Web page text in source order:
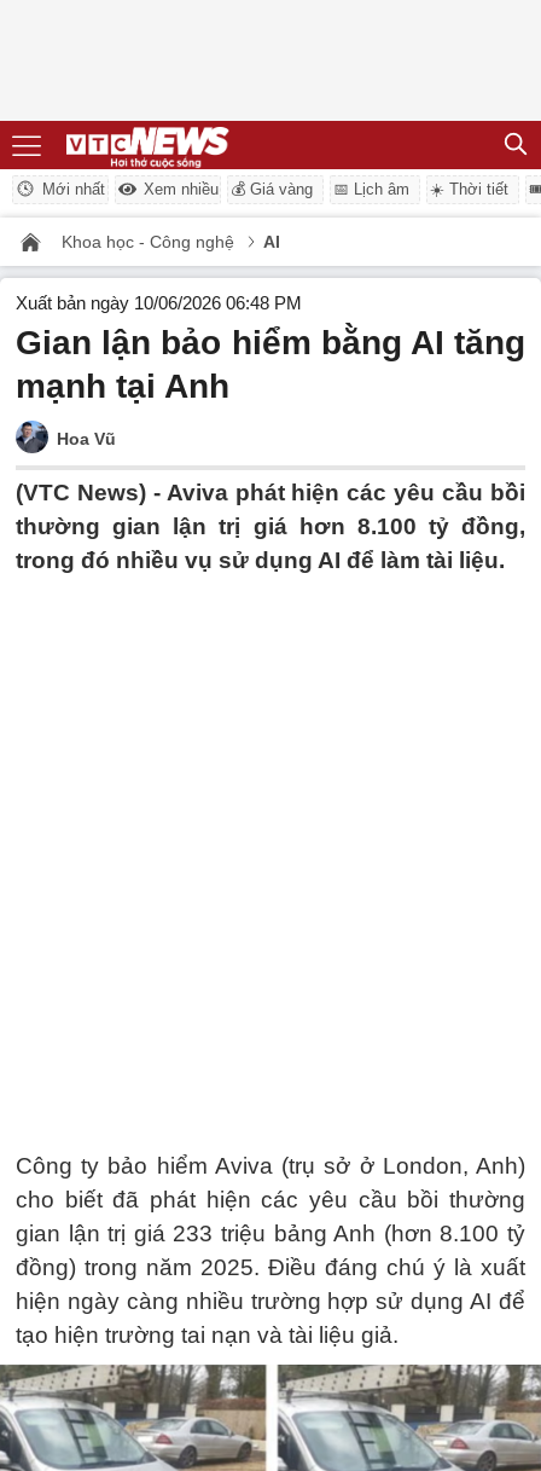
Mới nhất Xem nhiều 💰 Giá vàng 📅 Lịch âm ☀️ Thời tiết
Khoa học - Công nghệ AI
Xuất bản ngày 10/06/2026 06:48 PM
Gian lận bảo hiểm bằng AI tăng
mạnh tại Anh
Hoa Vũ
(VTC News) - Aviva phát hiện các yêu cầu bồi
thường gian lận trị giá hơn 8.100 tỷ đồng,
trong đó nhiều vụ sử dụng AI để làm tài liệu.
Công ty bảo hiểm Aviva (trụ sở ở London, Anh)
cho biết đã phát hiện các yêu cầu bồi thường
gian lận trị giá 233 triệu bảng Anh (hơn 8.100 tỷ
đồng) trong năm 2025. Điều đáng chú ý là xuất
hiện ngày càng nhiều trường hợp sử dụng AI để
tạo hiện trường tai nạn và tài liệu giả.